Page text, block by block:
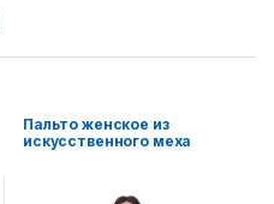
Пальто женское из
искусственного меха